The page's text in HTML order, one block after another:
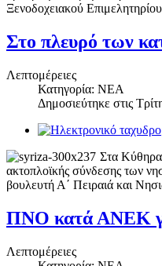
Ξενοδοχειακού
Στο πλευρό των
Λεπτομέρειες
Κατηγορία: ΝΕΑ
Δημοσιεύτηκε στις
Στα
ακτοπλοϊκής σύνδεσης των
βουλευτή Α΄ Πειραιά και
ΠΝΟ κατά ΑΝΕΚ
Λεπτομέρειες